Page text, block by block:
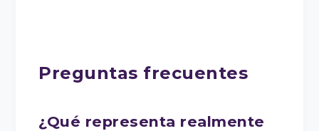
Preguntas frecuentes
¿Qué representa realmente